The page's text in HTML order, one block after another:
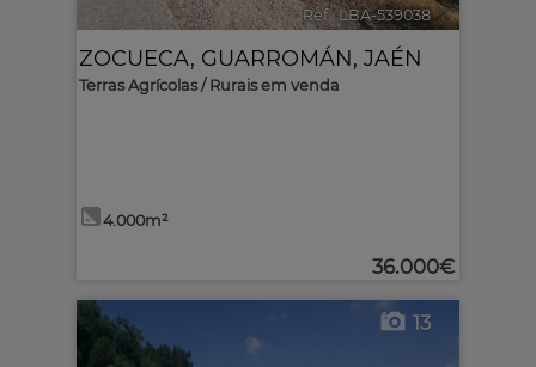
Ref.. LBA-539038 🔗
ZOCUECA, GUARROMÁN, JAÉN
Terras Agrícolas / Rurais em venda
4.000m²
36.000€
13